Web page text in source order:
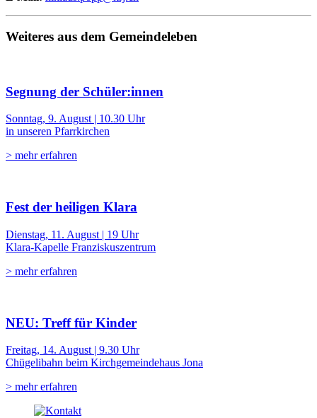
Weiteres aus dem Gemeindeleben
Segnung der Schüler:innen
Sonntag, 9. August | 10.30 Uhr
in unseren Pfarrkirchen
> mehr erfahren
Fest der heiligen Klara
Dienstag, 11. August | 19 Uhr
Klara-Kapelle Franziskuszentrum
> mehr erfahren
NEU: Treff für Kinder
Freitag, 14. August | 9.30 Uhr
Chügelibahn beim Kirchgemeindehaus Jona
> mehr erfahren